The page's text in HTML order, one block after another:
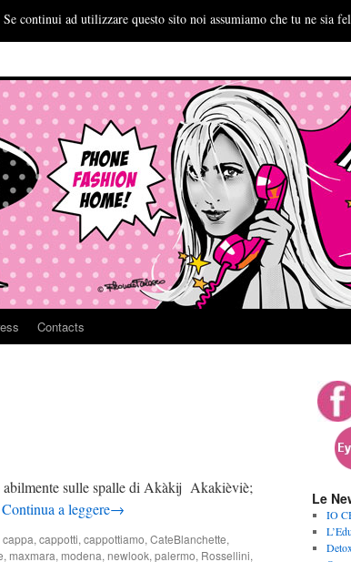
Contacts
sulle spalle di Akàkij Akakièviè;
Continua a leggere→
cappa, cappotti, cappottiamo, CateBlanchette,
, maxmara, modena, newlook, palermo, Rossellini,
Le
IO
continui ad utilizzare questo sito noi assumiamo che tu ne sia